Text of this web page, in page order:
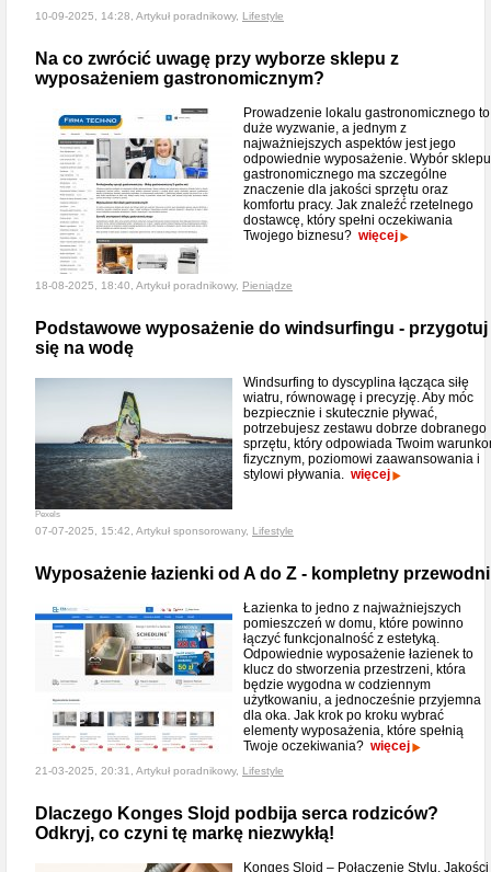
10-09-2025, 14:28, Artykuł poradnikowy, Lifestyle
Na co zwrócić uwagę przy wyborze sklepu z
wyposażeniem gastronomicznym?
Prowadzenie lokalu gastronomicznego to
duże wyzwanie, a jednym z
najważniejszych aspektów jest jego
odpowiednie wyposażenie. Wybór sklepu
gastronomicznego ma szczególne
znaczenie dla jakości sprzętu oraz
komfortu pracy. Jak znaleźć rzetelnego
dostawcę, który spełni oczekiwania
Twojego biznesu? więcej
18-08-2025, 18:40, Artykuł poradnikowy, Pieniądze
Podstawowe wyposażenie do windsurfingu - przygotuj
się na wodę
Pexels
Windsurfing to dyscyplina łącząca siłę
wiatru, równowagę i precyzję. Aby móc
bezpiecznie i skutecznie pływać,
potrzebujesz zestawu dobrze dobranego
sprzętu, który odpowiada Twoim
fizycznym, poziomowi zaawansowania i
stylowi pływania. więcej
07-07-2025, 15:42, Artykuł sponsorowany, Lifestyle
Wyposażenie łazienki od A do Z - kompletny
Łazienka to jedno z najważniejszych
pomieszczeń w domu, które powinno
łączyć funkcjonalność z estetyką.
Odpowiednie wyposażenie łazienek to
klucz do stworzenia przestrzeni, która
będzie wygodna w codziennym
użytkowaniu, a jednocześnie przyjemna
dla oka. Jak krok po kroku wybrać
elementy wyposażenia, które spełnią
Twoje oczekiwania? więcej
21-03-2025, 20:31, Artykuł poradnikowy, Lifestyle
Dlaczego Konges Slojd podbija serca rodziców?
Odkryj, co czyni tę markę niezwykłą!
Konges Slojd – Połączenie Stylu, Jakości